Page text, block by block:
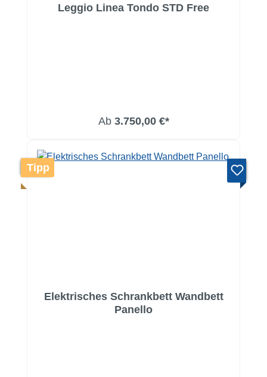
Leggio Linea Tondo STD Free
Ab 3.750,00 €*
Tipp
Elektrisches Schrankbett Wandbett
Panello